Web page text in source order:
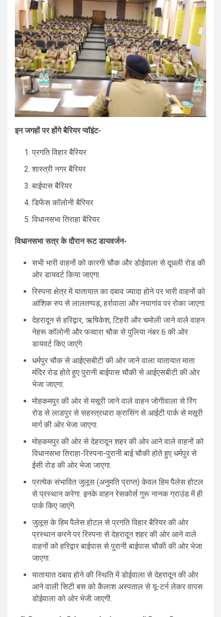
इन जगहों पर होंगे बैरियर प्वॉइंट-
प्रगति विहार बैरियर
शास्त्री नगर बैरियर
बाईपास बैरियर
डिफेंस कॉलोनी बैरियर
विधानसभा तिराहा बैरियर
विधानसभा सत्र के दौरान रूट डायवर्जन-
सभी भारी वाहनों को कारगी चौक और डोईवाला से दूधली रोड की
ओर डायवर्ट किया जाएगा.
रिस्पना क्षेत्र में यातायात का दबाव ज्यादा होने पर भारी वाहनों को
आंशिक रुप से लालतप्पड़, हर्रावाला और नयागांव पर रोका जाएगा.
देहरादून से हरिद्वार, ऋषिकेश, टिहरी और चमोली जाने वाले वाहन
नेहरू कॉलोनी और फव्वारा चौक से पुलिया नंबर 6 की ओर
डायवर्ट किए जाएंगे.
धर्मपुर चौक से आईएसबीटी की ओर जाने वाला यातायात माता
मंदिर रोड होते हुए पुरानी बाईपास चौकी से आईएसबीटी की ओर
भेजा जाएगा.
मोहकमपुर की ओर से मसूरी जाने वाले वाहन जोगीवाला से रिंग
रोड से लाडपुर से सहस्त्रधारा क्रासिंग से आईटी पार्क से मसूरी
मार्ग की ओर भेजा जाएगा.
मोहकमपुर की ओर से देहरादून शहर की ओर आने वाले वाहनों को
विधानसभा तिराहा-रिस्पना-पुरानी बाई चौकी होते हुए धर्मपुर से
ईसी रोड की ओर भेजा जाएगा.
प्रत्येक संभावित जुलूस (अनुमति प्राप्त) केवल हिम पैलेस होटल
से प्रस्थान करेगा. इनके वाहन रेसकोर्स गुरू नानक ग्राउंड में ही
पार्क किए जाएंगे.
जुलूस के हिम पैलेस होटल से प्रगति विहार बैरियर की ओर
प्रस्थान करने पर रिस्पना से देहरादून शहर की ओर आने वाले
वाहनों को हरिद्वार बाईपास से पुरानी बाईपास चौकी की ओर भेजा
जाएगा.
यातायात दबाव होने की स्थिति में डोईवाला से देहरादून की ओर
आने वाली सिटी बस को कैलाश अस्पताल से यू-टर्न लेकर वापस
डोईवाला को ओर भेजी जाएगी.